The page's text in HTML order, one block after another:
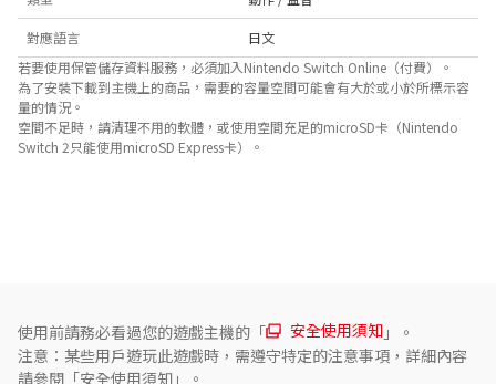
對應語言
日文
若要使用保管儲存資料服務，必須加入Nintendo Switch Online（付費）。
為了安裝下載到主機上的商品，需要的容量空間可能會有大於或小於所標示容
量的情況。
空間不足時，請清理不用的軟體，或使用空間充足的microSD卡（Nintendo
Switch 2只能使用microSD Express卡）。
使用前請務必看過您的遊戲主機的「 安全使用須知 」。
注意：某些用戶遊玩此遊戲時，需遵守特定的注意事項，詳細內容
請參閱「安全使用須知」。